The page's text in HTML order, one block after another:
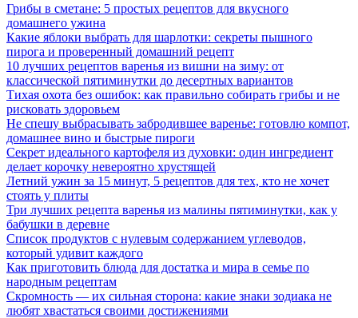
Грибы в сметане: 5 простых рецептов для вкусного
домашнего ужина
Какие яблоки выбрать для шарлотки: секреты пышного
пирога и проверенный домашний рецепт
10 лучших рецептов варенья из вишни на зиму: от
классической пятиминутки до десертных вариантов
Тихая охота без ошибок: как правильно собирать грибы и не
рисковать здоровьем
Не спешу выбрасывать забродившее варенье: готовлю компот,
домашнее вино и быстрые пироги
Секрет идеального картофеля из духовки: один ингредиент
делает корочку невероятно хрустящей
Летний ужин за 15 минут, 5 рецептов для тех, кто не хочет
стоять у плиты
Три лучших рецепта варенья из малины пятиминутки, как у
бабушки в деревне
Список продуктов с нулевым содержанием углеводов,
который удивит каждого
Как приготовить блюда для достатка и мира в семье по
народным рецептам
Скромность — их сильная сторона: какие знаки зодиака не
любят хвастаться своими достижениями